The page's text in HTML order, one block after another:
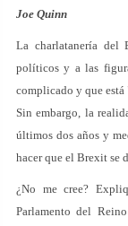
Joe Quinn
La charlatanería del
políticos y a las
complicado y que
Sin embargo, la
últimos dos años y
hacer que el Brexit se
¿No me cree?
Parlamento del